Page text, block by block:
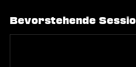
Bevorstehende